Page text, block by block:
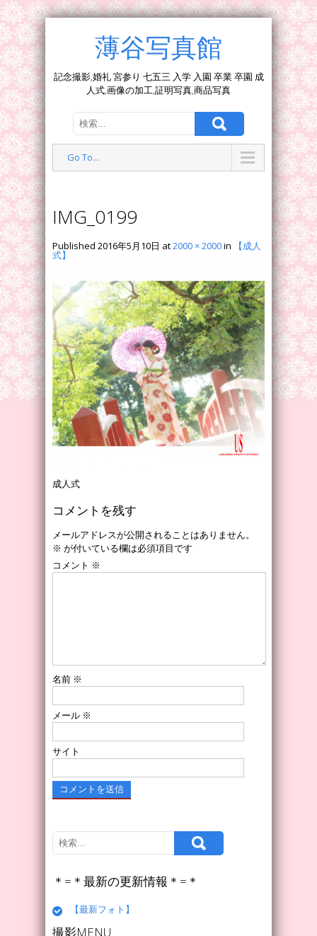
薄谷写真館
記念撮影,婚礼 宮参り 七五三 入学 入園 卒業 卒園 成
人式,画像の加工,証明写真,商品写真
Go To...
IMG_0199
Published 2016年5月10日 at2000 × 2000in 【成人
式】
成人式
コメントを残す
メールアドレスが公開されることはありません。
※ が付いている欄は必須項目です
コメント ※
名前 ※
メール ※
サイト
＊=＊最新の更新情報＊=＊
【最新フォト】
撮影MENU